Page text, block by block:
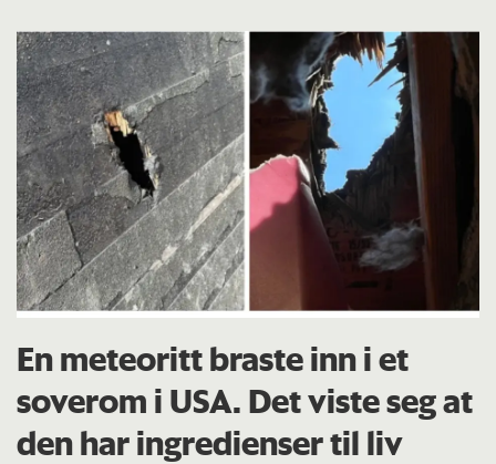
En meteoritt braste inn i et
soverom i USA. Det viste seg at
den har ingredienser til liv